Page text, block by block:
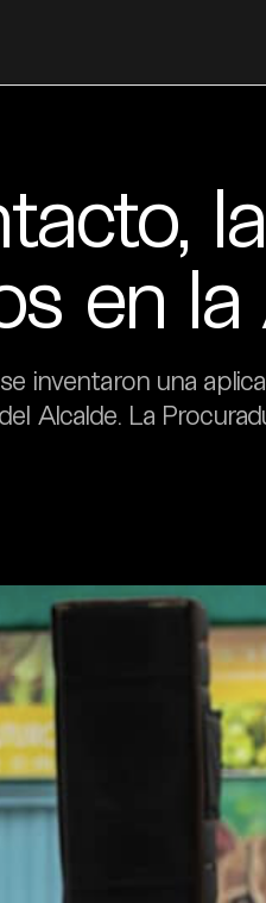
en la
inventaron una
Alcalde. La